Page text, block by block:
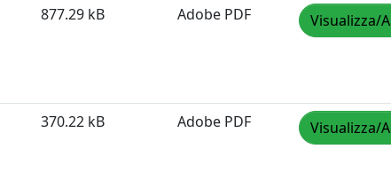
877.29 kB Adobe PDF Visualizza/
370.22 kB Adobe PDF Visualizza/